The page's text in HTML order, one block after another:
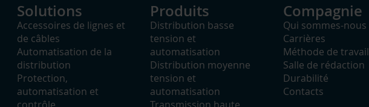
Solutions
Accessoires de lignes et
de câbles
Automatisation de la
distribution
Protection,
automatisation et
Produits
Distribution basse
tension et
automatisation
Distribution moyenne
tension et
automatisation
Compagnie
Qui sommes-nous
Carrières
Méthode de travail
Salle de rédaction
Durabilité
Contacts